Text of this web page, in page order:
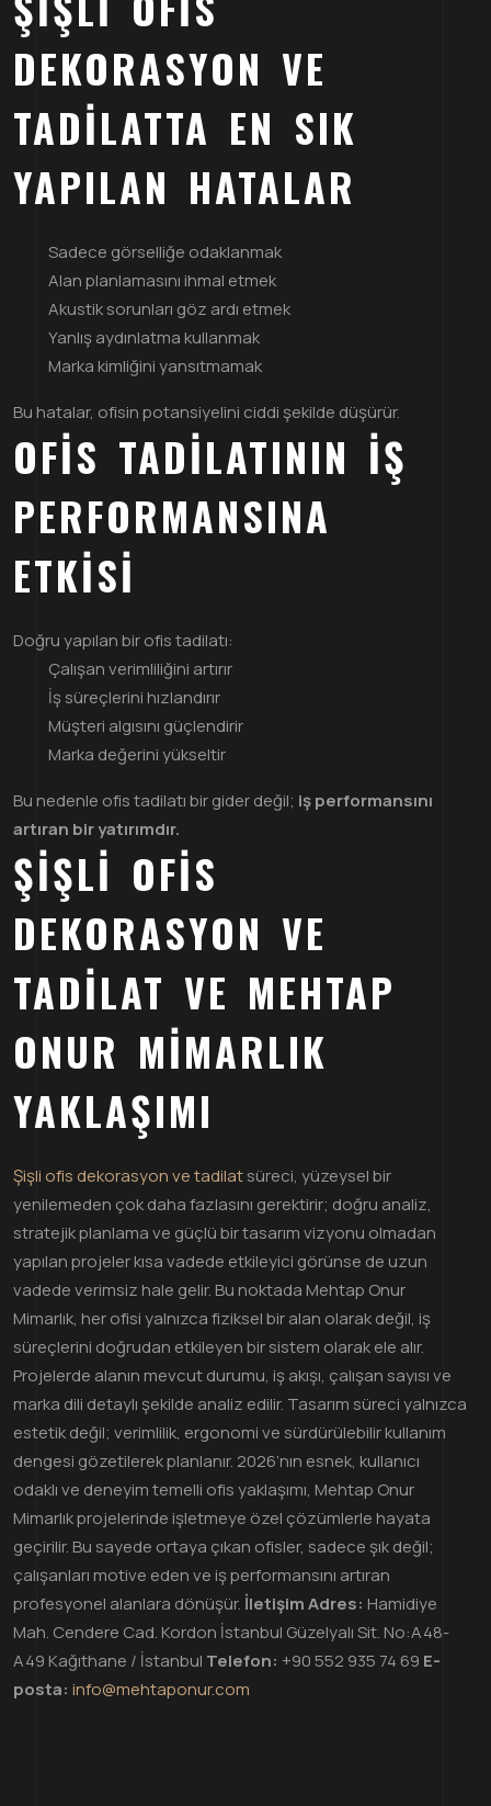
DEKORASYON VE
TADILATTA EN SIK
YAPILAN HATALAR
Sadece görselliğe odaklanmak
Alan planlamasını ihmal etmek
Akustik sorunları göz ardı etmek
Yanlış aydınlatma kullanmak
Marka kimliğini yansıtmamak
Bu hatalar, ofisin potansiyelini ciddi şekilde düşürür.
OFIS TADILATININ İŞ
PERFORMANSINA
ETKISI
Doğru yapılan bir ofis tadilatı:
Çalışan verimliliğini artırır
İş süreçlerini hızlandırır
Müşteri algısını güçlendirir
Marka değerini yükseltir
Bu nedenle ofis tadilatı bir gider değil; iş performansını
artıran bir yatırımdır.
ŞIŞLI OFIS
DEKORASYON VE
TADILAT VE MEHTAP
ONUR MIMARLIK
YAKLAŞIMI
Şişli ofis dekorasyon ve tadilatsüreci, yüzeysel bir
yenilemeden çok daha fazlasını gerektirir; doğru analiz,
stratejik planlama ve güçlü bir tasarım vizyonu olmadan
yapılan projeler kısa vadede etkileyici görünse de uzun
vadede verimsiz hale gelir. Bu noktada Mehtap Onur
Mimarlık, her ofisi yalnızca fiziksel bir alan olarak değil, iş
süreçlerini doğrudan etkileyen bir sistem olarak ele alır.
Projelerde alanın mevcut durumu, iş akışı, çalışan sayısı ve
marka dili detaylı şekilde analiz edilir. Tasarım süreci yalnızca
estetik değil; verimlilik, ergonomi ve sürdürülebilir kullanım
dengesi gözetilerek planlanır. 2026’nın esnek, kullanıcı
odaklı ve deneyim temelli ofis yaklaşımı, Mehtap Onur
Mimarlık projelerinde işletmeye özel çözümlerle hayata
geçirilir. Bu sayede ortaya çıkan ofisler, sadece şık değil;
çalışanları motive eden ve iş performansını artıran
profesyonel alanlara dönüşür. İletişimAdres: Hamidiye
Mah. Cendere Cad. Kordon İstanbul Güzelyalı Sit. No:A48-
A49 Kağıthane / İstanbul Telefon: +90 552 935 74 69 E-
posta: info@mehtaponur.com